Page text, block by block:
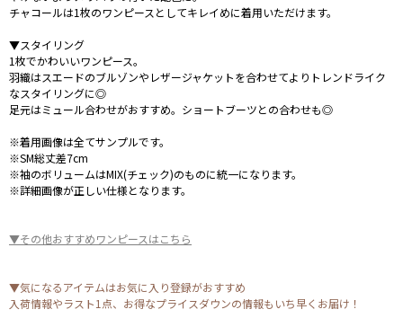
チャコールは1枚のワンピースとしてキレイめに着用いただけます。
▼スタイリング
1枚でかわいいワンピース。
羽織はスエードのブルゾンやレザージャケットを合わせてよりトレンドライク
なスタイリングに◎
足元はミュール合わせがおすすめ。ショートブーツとの合わせも◎
※着用画像は全てサンプルです。
※SM総丈差7cm
※袖のボリュームはMIX(チェック)のものに統一になります。
※詳細画像が正しい仕様となります。
▼その他おすすめワンピースはこちら
▼気になるアイテムはお気に入り登録がおすすめ
入荷情報やラスト1点、お得なプライスダウンの情報もいち早くお届け！